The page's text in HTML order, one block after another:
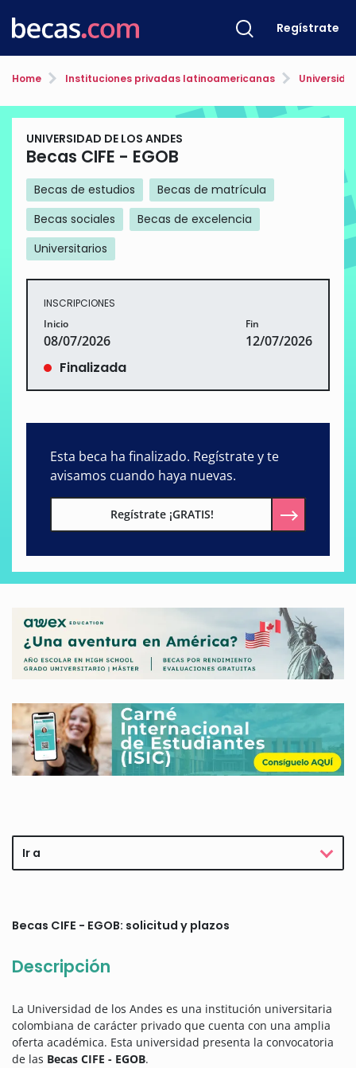
Regístrate
Home Instituciones privadas latinoamericanas
UNIVERSIDAD DE LOS ANDES
Becas CIFE - EGOB
Becas de estudios
Becas de matrícula
Becas sociales
Becas de excelencia
Universitarios
INSCRIPCIONES
Inicio
08/07/2026
Fin
12/07/2026
Finalizada
Esta beca ha finalizado. Regístrate y te
avisamos cuando haya nuevas.
Regístrate ¡GRATIS!
Ir a
Becas CIFE - EGOB: solicitud y plazos
Descripción
La Universidad de los Andes es una institución universitaria
colombiana de carácter privado que cuenta con una amplia
oferta académica. Esta universidad presenta la convocatoria
de las Becas CIFE - EGOB.